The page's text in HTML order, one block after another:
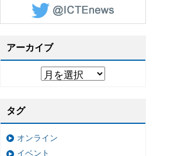
アーカイブ
タグ
オンライン
イベント